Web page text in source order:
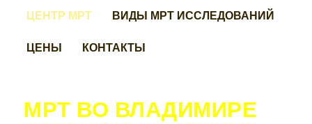
ЦЕНТР МРТ
ВИДЫ МРТ ИССЛЕДОВАНИЙ
ЦЕНЫ
КОНТАКТЫ
МРТ ВО ВЛАДИМИРЕ